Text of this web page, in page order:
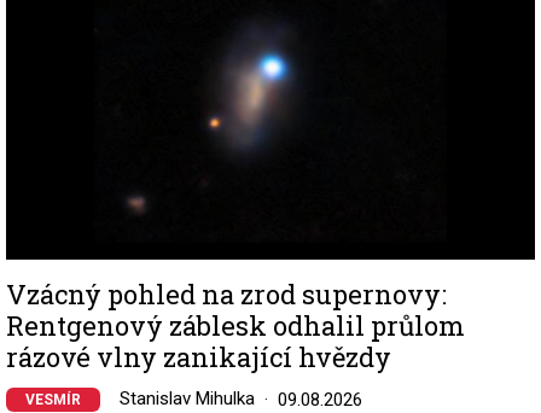
Vzácný pohled na zrod supernovy:
Rentgenový záblesk odhalil průlom
rázové vlny zanikající hvězdy
VESMÍR Stanislav Mihulka 09.08.2026